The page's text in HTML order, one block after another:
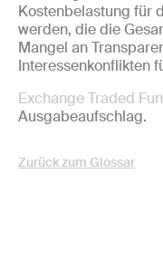
Kostenbelastung für
werden, die die
Mangel an
Interessenkonflikten
Exchange Traded
Ausgabeaufschlag.
Zurück zum Glossar